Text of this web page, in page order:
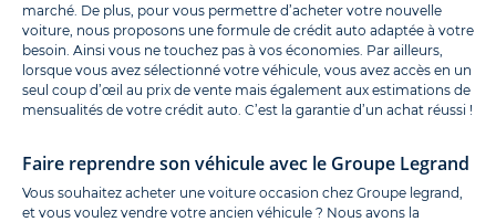
marché. De plus, pour vous permettre d’acheter votre nouvelle
voiture, nous proposons une formule de crédit auto adaptée à votre
besoin. Ainsi vous ne touchez pas à vos économies. Par ailleurs,
lorsque vous avez sélectionné votre véhicule, vous avez accès en un
seul coup d’œil au prix de vente mais également aux estimations de
mensualités de votre crédit auto. C’est la garantie d’un achat réussi !
Faire reprendre son véhicule avec le Groupe Legrand
Vous souhaitez acheter une voiture occasion chez Groupe legrand,
et vous voulez vendre votre ancien véhicule ? Nous avons la